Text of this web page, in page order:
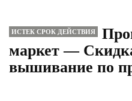
ИСТЕК СРОК ДЕЙСТВИЯ
маркет —
вышивание по